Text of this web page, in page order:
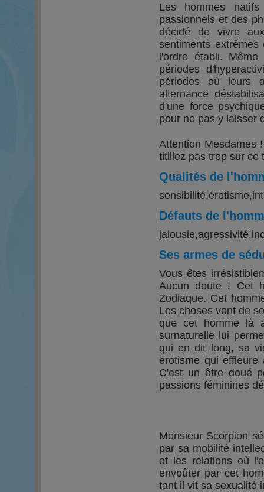
Les hommes
passionnels et des
décidé de vivre
sentiments
l'ordre établi.
périodes
périodes où leurs
alternance
d'une force
pour ne pas y laisser
Attention Mesdames
titillez pas trop sur ce
Qualités de
Défauts de
Ses armes de
Vous êtes
Aucun doute ! Cet
Zodiaque. Cet
Les choses vont de
que cet homme là
surnaturelle lui
qui en dit long, sa
érotisme qui
C'est un être doué
passions féminines
Monsieur Scorpion
par sa mobilité
et les relations où
envoûter par cet
tant il vit sa sexualité